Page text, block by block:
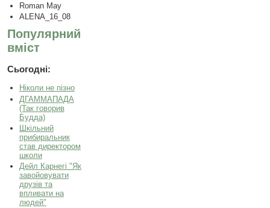
Roman May
ALENA_16_08
Популярний
вміст
Сьогодні:
Ніколи не пізно
ДГАММАПАДА
(Так говорив
Будда)
Шкільний
прибиральник
став директором
школи
Дейл Карнегі "Як
завойовувати
друзів та
впливати на
людей"